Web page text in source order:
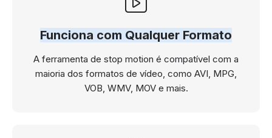
Funciona com Qualquer Formato
A ferramenta de stop motion é compatível com a
maioria dos formatos de vídeo, como AVI, MPG,
VOB, WMV, MOV e mais.